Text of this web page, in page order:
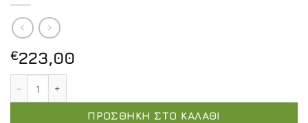
€223,00
ΠΡΟΣΘΉΚΗ ΣΤΟ ΚΑΛΆΘΙ